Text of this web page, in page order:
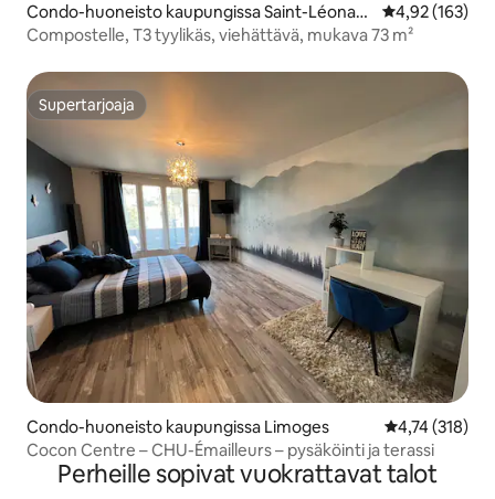
Condo-huoneisto kaupungissa Saint-Léonard
-de-Noblat
4,92 (163)
Compostelle, T3 tyylikäs, viehättävä, mukava 73 m²
Supertarjoaja
Supertarjoaja
Condo-huoneisto kaupungissa Limoges
4,74 (318)
Cocon Centre – CHU-Émailleurs – pysäköinti ja terassi
Perheille sopivat vuokrattavat talot